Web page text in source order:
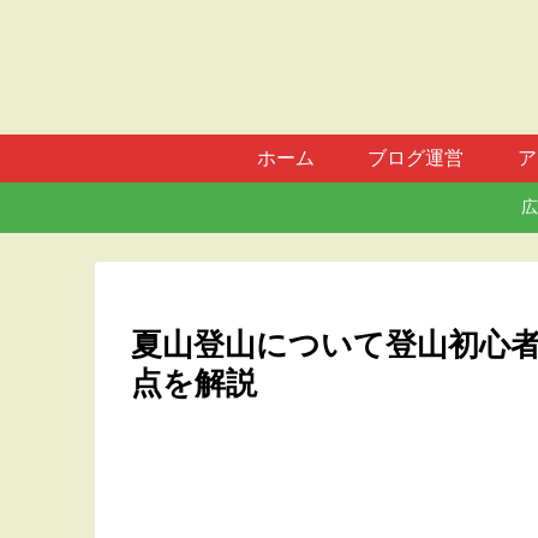
ホーム ブログ運営
夏山登山について登山初心
点を解説